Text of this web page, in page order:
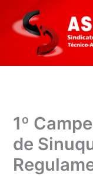
para
conteúdo
1º
de